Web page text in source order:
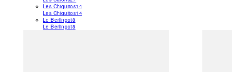
Les Chiquitos14
Les Chiquitos14
Le Berlingot8
Le Berlingot8